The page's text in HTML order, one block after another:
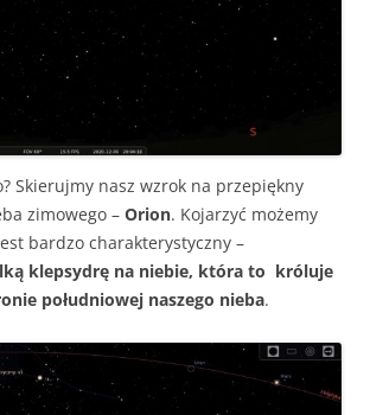
Skierujmy nasz wzrok na przepiękny
zimowego – Orion. Kojarzyć możemy
bardzo charakterystyczny –
klepsydrę na niebie, która to króluje
południowej naszego nieba.